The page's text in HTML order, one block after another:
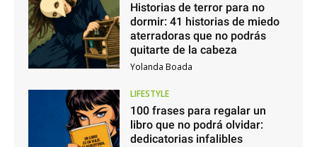
Historias de terror para no
dormir: 41 historias de miedo
aterradoras que no podrás
quitarte de la cabeza
Yolanda Boada
LIFESTYLE
100 frases para regalar un
libro que no podrá olvidar:
dedicatorias infalibles